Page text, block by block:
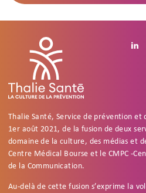
Thalie Santé, Service de prévention
1er août 2021, de la fusion de deux
domaine de la culture, des médias et
Centre Médical Bourse et le CMPC -
de la Communication.
Au-delà de cette fusion s’exprime la